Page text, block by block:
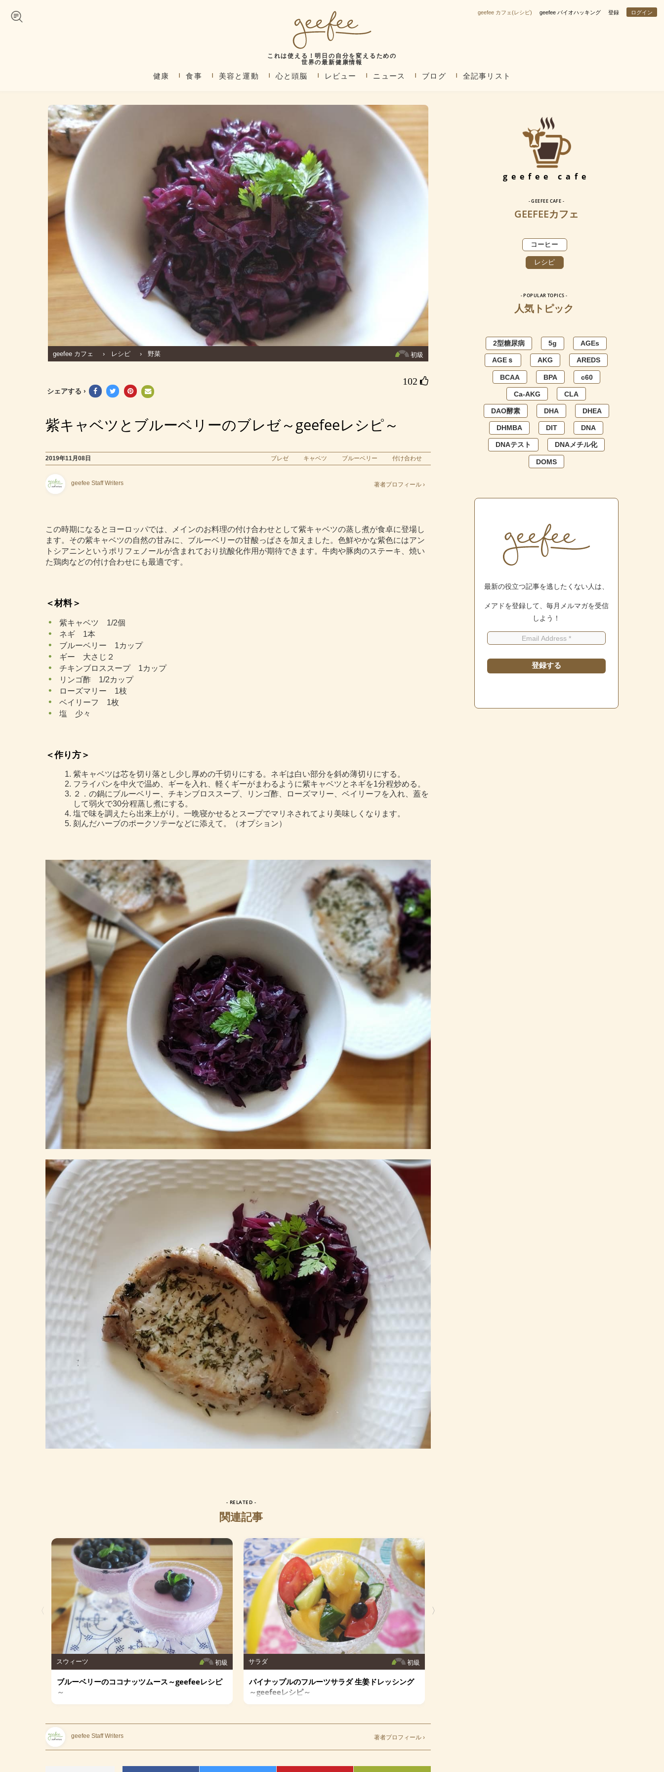
geefee カフェ(レシピ) geefee バイオハッキング 登録 ログイン
これは使える！明日の自分を変えるための
世界の最新健康情報
健康 食事 美容と運動 心と頭脳 レビュー ニュース ブログ 全記事リスト
初級
geefee カフェ › レシピ › 野菜
102 
シェアする ›
紫キャベツとブルーベリーのブレゼ～geefeeレシピ～
2019年11月08日 ブレゼ キャベツ ブルーベリー 付け合わせ
geefee Staff Writers 著者プロフィール ›
この時期になるとヨーロッパでは、メインのお料理の付け合わせとして紫キャベツの蒸し煮が食卓に登場し
ます。その紫キャベツの自然の甘みに、ブルーベリーの甘酸っぱさを加えました。色鮮やかな紫色にはアン
トシアニンというポリフェノールが含まれており抗酸化作用が期待できます。牛肉や豚肉のステーキ、焼い
た鶏肉などの付け合わせにも最適です。
＜材料＞
紫キャベツ 1/2個
ネギ 1本
ブルーベリー 1カップ
ギー 大さじ２
チキンブロススープ 1カップ
リンゴ酢 1/2カップ
ローズマリー 1枝
ベイリーフ 1枚
塩 少々
＜作り方＞
紫キャベツは芯を切り落とし少し厚めの千切りにする。ネギは白い部分を斜め薄切りにする。
フライパンを中火で温め、ギーを入れ、軽くギーがまわるように紫キャベツとネギを1分程炒める。
２．の鍋にブルーベリー、チキンブロススープ、リンゴ酢、ローズマリー、ベイリーフを入れ、蓋を
して弱火で30分程蒸し煮にする。
塩で味を調えたら出来上がり。一晩寝かせるとスープでマリネされてより美味しくなります。
刻んだハーブのポークソテーなどに添えて。（オプション）
- RELATED -
関連記事
初級
スウィーツ
ブルーベリーのココナッツムース～geefeeレシピ
～
初級
サラダ
パイナップルのフルーツサラダ 生姜ドレッシング
～geefeeレシピ～
〈 〉
geefee Staff Writers 著者プロフィール ›
geefee cafe
- GEEFEE CAFE -
GEEFEEカフェ
コーヒー
レシピ
- POPULAR TOPICS -
人気トピック
2型糖尿病 5g AGEs
AGEｓ AKG AREDS
BCAA BPA c60
Ca-AKG CLA
DAO酵素 DHA DHEA
DHMBA DIT DNA
DNAテスト DNAメチル化
DOMS
最新の役立つ記事を逃したくない人は、
メアドを登録して、毎月メルマガを受信
しよう！